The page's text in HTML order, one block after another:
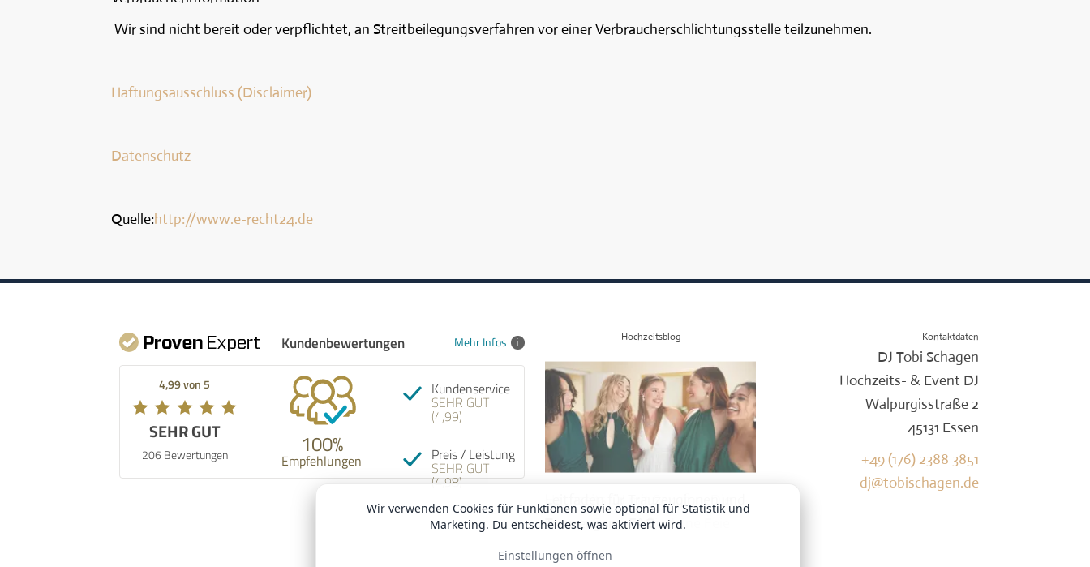
Wir sind nicht bereit oder verpflichtet, an Streitbeilegungsverfahren vor einer Verbraucherschlichtungsstelle teilzunehmen.
Haftungsausschluss (Disclaimer)
Datenschutz
Quelle:http://www.e-recht24.de
Mehr Infos
Kundenbewertungen
4,99 von 5
SEHR GUT
206 Bewertungen 100%
Empfehlungen
Kundenservice
SEHR GUT
(4,99)
Preis / Leistung
SEHR GUT
(4,98)
Hochzeitsblog
Hochzeits DJ mit Saxofon: Die
besten Combos für deine Feie
Leitfaden für Trauzeuginnen und
Trauzeugen - FAQ
Kontaktdaten
DJ Tobi Schagen
Hochzeits- & Event DJ
Walpurgisstraße 2
45131 Essen
+49 (176) 2388 3851
dj@tobischagen.de
Wir verwenden Cookies für Funktionen sowie optional für Statistik und
Marketing. Du entscheidest, was aktiviert wird.
Einstellungen öffnen